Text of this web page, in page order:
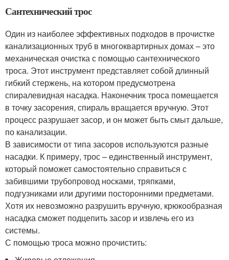
Сантехнический трос
Один из наиболее эффективных подходов в прочистке
канализационных труб в многоквартирных домах – это
механическая очистка с помощью сантехнического
троса. Этот инструмент представляет собой длинный
гибкий стержень, на котором предусмотрена
спиралевидная насадка. Наконечник троса помещается
в точку засорения, спираль вращается вручную. Этот
процесс разрушает засор, и он может быть смыт дальше,
по канализации.
В зависимости от типа засоров используются разные
насадки. К примеру, трос – единственный инструмент,
который поможет самостоятельно справиться с
забившими трубопровод носками, тряпками,
подгузниками или другими посторонними предметами.
Хотя их невозможно разрушить вручную, крюкообразная
насадка сможет подцепить засор и извлечь его из
системы.
С помощью троса можно прочистить: